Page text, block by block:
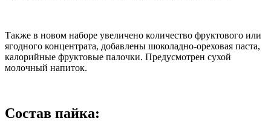
Также в новом наборе увеличено количество фруктового или
ягодного концентрата, добавлены шоколадно-ореховая паста,
калорийные фруктовые палочки. Предусмотрен сухой
молочный напиток.
Состав пайка: